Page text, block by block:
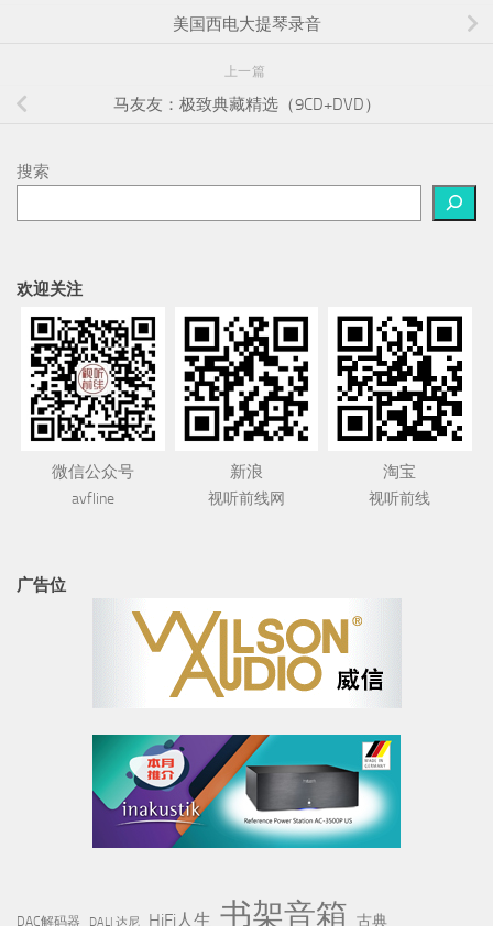
美国西电大提琴录音
上一篇
马友友：极致典藏精选（9CD+DVD）
搜索
欢迎关注
微信公众号
avfline
新浪
视听前线网
淘宝
视听前线
广告位
DAC解码器 DALI 达尼 HiFi人生 书架音箱 古典